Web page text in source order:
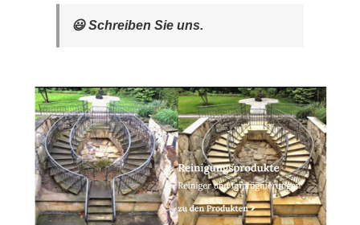
😃 Schreiben Sie uns.